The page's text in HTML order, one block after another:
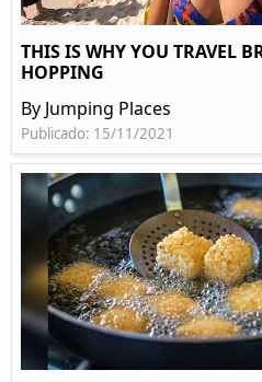
THIS IS WHY YOU TRAVEL
HOPPING
By Jumping Places
Publicado: 15/11/2021